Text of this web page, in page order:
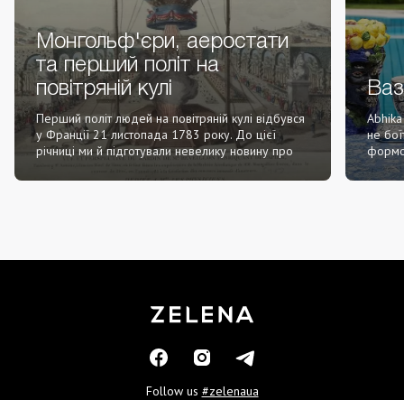
Монгольф'єри, аеростати
та перший політ на
повітряній кулі
Перший політ людей на повітряній кулі відбувся
у Франції 21 листопада 1783 року. До цієї
річниці ми й підготували невелику новину про
не
Follow us #zelenaua